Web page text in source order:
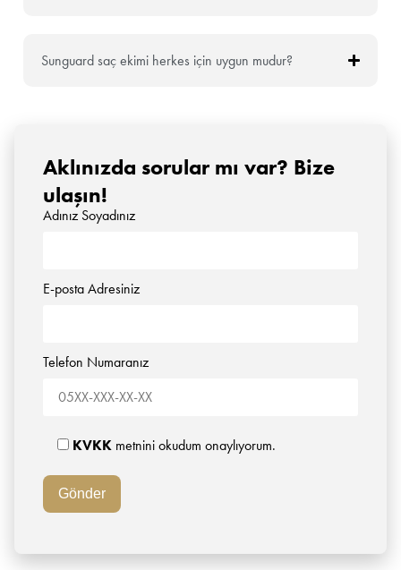
Aklınızda sorular mı var? Bize
ulaşın!
Adınız Soyadınız
E-posta Adresiniz
Telefon Numaranız
KVKK metnini okudum onaylıyorum.
Sunguard saç ekimi herkes için uygun mudur?